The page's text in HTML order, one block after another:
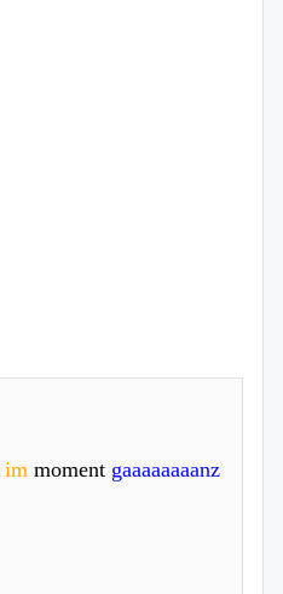
im moment gaaaaaaaanz